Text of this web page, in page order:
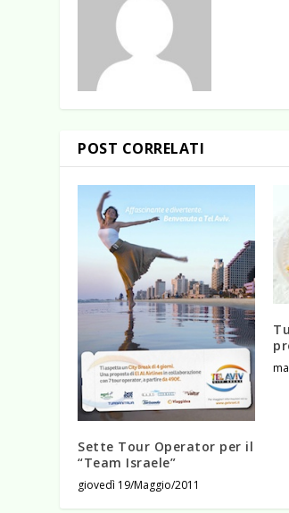
POST CORRELATI
Sette Tour Operator per il
“Team Israele”
giovedì 19/Maggio/2011